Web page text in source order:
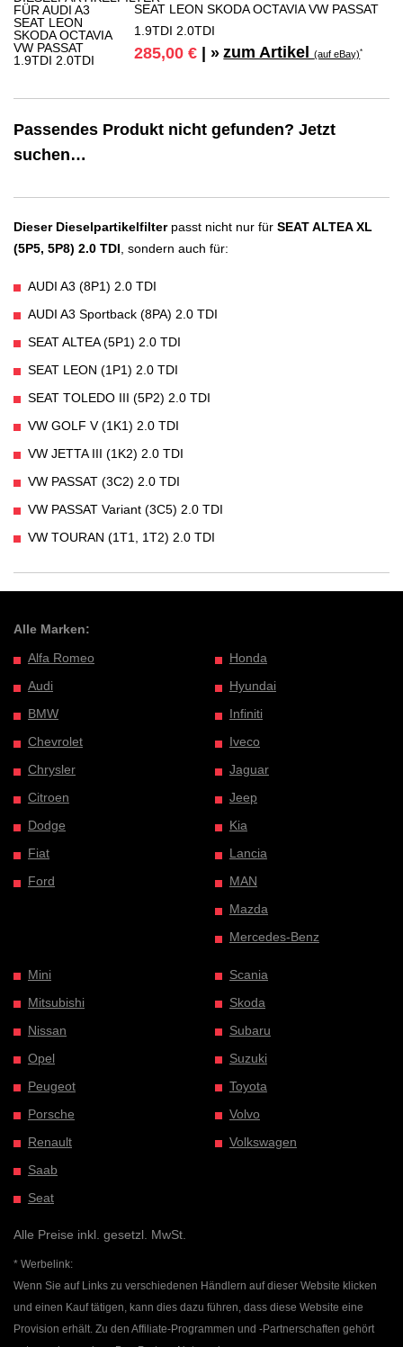
SEAT LEON SKODA OCTAVIA VW PASSAT
1.9TDI 2.0TDI
285,00 € | » zum Artikel(auf eBay)*
Passendes Produkt nicht gefunden? Jetzt
suchen…
Dieser Dieselpartikelfilterpasst nicht nur für SEAT ALTEA XL
(5P5, 5P8) 2.0 TDI , sondern auch für:
AUDI A3 (8P1) 2.0 TDI
AUDI A3 Sportback (8PA) 2.0 TDI
SEAT ALTEA (5P1) 2.0 TDI
SEAT LEON (1P1) 2.0 TDI
SEAT TOLEDO III (5P2) 2.0 TDI
VW GOLF V (1K1) 2.0 TDI
VW JETTA III (1K2) 2.0 TDI
VW PASSAT (3C2) 2.0 TDI
VW PASSAT Variant (3C5) 2.0 TDI
VW TOURAN (1T1, 1T2) 2.0 TDI
Alle Marken:
Alfa Romeo
Audi
BMW
Chevrolet
Chrysler
Citroen
Dodge
Fiat
Ford
Honda
Hyundai
Infiniti
Iveco
Jaguar
Jeep
Kia
Lancia
MAN
Mazda
Mercedes-Benz
Mini
Mitsubishi
Nissan
Opel
Peugeot
Porsche
Renault
Saab
Seat
Scania
Skoda
Subaru
Suzuki
Toyota
Volvo
Volkswagen
Alle Preise inkl. gesetzl. MwSt.
* Werbelink:
Wenn Sie auf Links zu verschiedenen Händlern auf dieser Website klicken
und einen Kauf tätigen, kann dies dazu führen, dass diese Website eine
Provision erhält. Zu den Affiliate-Programmen und -Partnerschaften gehört